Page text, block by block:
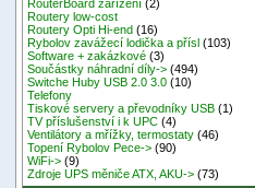
RouterBoard zařízení (2)
Routery low-cost
Routery Opti Hi-end (16)
Rybolov zavážecí lodička a přísl (103)
Software + zakázkové (3)
Součástky náhradní díly-> (494)
Switche Huby USB 2.0 3.0 (10)
Telefony
Tiskové servery a převodníky USB (1)
TV příslušenství i k UPC (4)
Ventilátory a mřížky, termostaty (46)
Topení Rybolov Pece-> (90)
WiFi-> (9)
Zdroje UPS měniče ATX, AKU-> (73)